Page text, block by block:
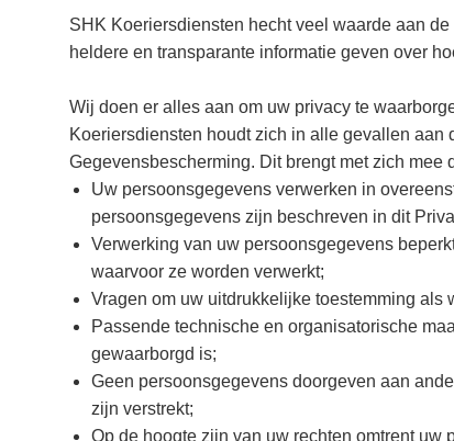
SHK Koeriersdiensten hecht veel waarde aan
heldere en transparante informatie geven over
Wij doen er alles aan om uw privacy te
Koeriersdiensten houdt zich in alle gevallen
Gegevensbescherming. Dit brengt met zich mee
Uw persoonsgegevens verwerken in
persoonsgegevens zijn beschreven in dit
Verwerking van uw persoonsgegevens
waarvoor ze worden verwerkt;
Vragen om uw uitdrukkelijke toestemming
Passende technische en organisatorische
gewaarborgd is;
Geen persoonsgegevens doorgeven aan
zijn verstrekt;
Op de hoogte zijn van uw rechten omtrent